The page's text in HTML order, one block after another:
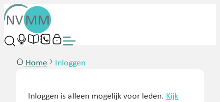
Home Inloggen
Inloggen is alleen mogelijk voor leden. Kijk